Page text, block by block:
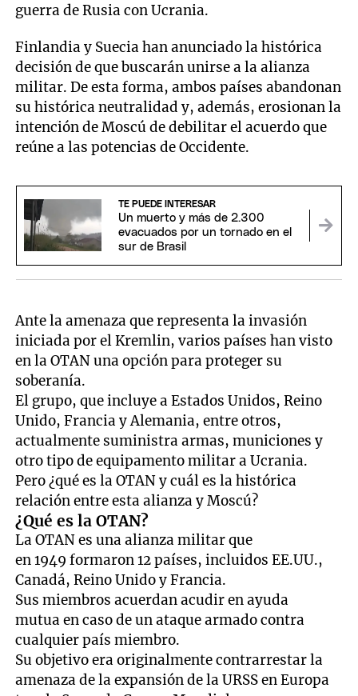
guerra de Rusia con Ucrania.
Finlandia y Suecia han anunciado la histórica
decisión de que buscarán unirse a la alianza
militar. De esta forma, ambos países abandonan
su histórica neutralidad y, además, erosionan la
intención de Moscú de debilitar el acuerdo que
reúne a las potencias de Occidente.
TE PUEDE INTERESAR
Un muerto y más de 2.300
evacuados por un tornado en el
sur de Brasil
Ante la amenaza que representa la invasión
iniciada por el Kremlin, varios países han visto
en la OTAN una opción para proteger su
soberanía.
El grupo, que incluye a Estados Unidos, Reino
Unido, Francia y Alemania, entre otros,
actualmente suministra armas, municiones y
otro tipo de equipamento militar a Ucrania.
Pero ¿qué es la OTAN y cuál es la histórica
relación entre esta alianza y Moscú?
¿Qué es la OTAN?
La OTAN es una alianza militar que
en 1949 formaron 12 países, incluidos EE.UU.,
Canadá, Reino Unido y Francia.
Sus miembros acuerdan acudir en ayuda
mutua en caso de un ataque armado contra
cualquier país miembro.
Su objetivo era originalmente contrarrestar la
amenaza de la expansión de la URSS en Europa